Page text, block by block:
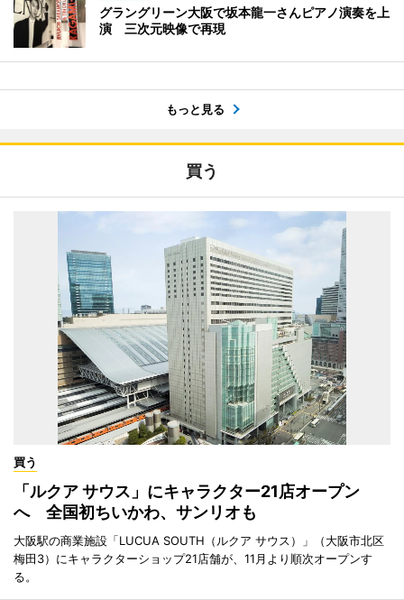
グラングリーン大阪で坂本龍一さんピアノ演奏を上
演 三次元映像で再現
もっと見る
買う
買う
「ルクア サウス」にキャラクター21店オープン
へ 全国初ちいかわ、サンリオも
大阪駅の商業施設「LUCUA SOUTH（ルクア サウス）」（大阪市北区
梅田3）にキャラクターショップ21店舗が、11月より順次オープンす
る。